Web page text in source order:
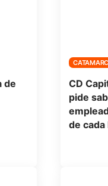
de
CD
pide
de cada